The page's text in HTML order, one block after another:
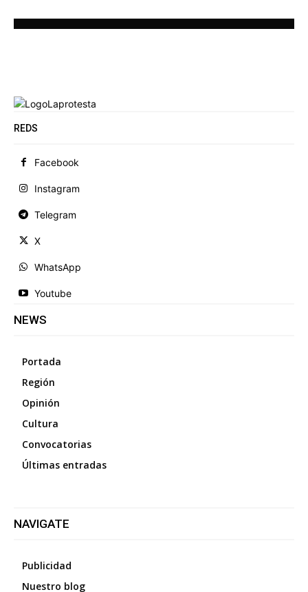
REDS
Facebook
Instagram
Telegram
X
WhatsApp
Youtube
NEWS
Portada
Región
Opinión
Cultura
Convocatorias
Últimas entradas
NAVIGATE
Publicidad
Nuestro blog